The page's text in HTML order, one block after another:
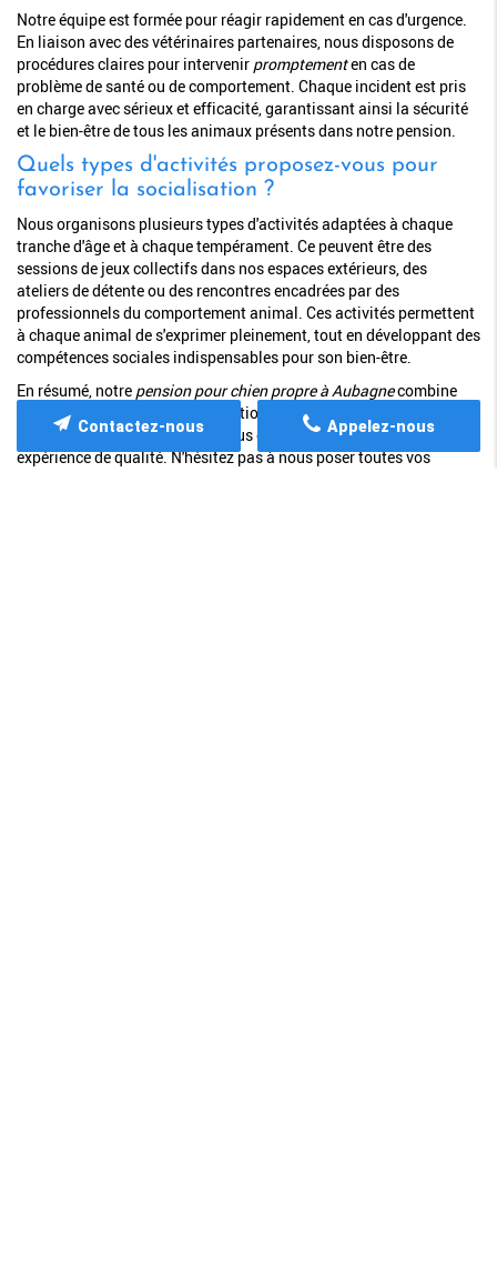
Notre équipe est formée pour réagir rapidement en cas d'urgence.
En liaison avec des vétérinaires partenaires, nous disposons de
procédures claires pour intervenir promptementen cas de
problème de santé ou de comportement. Chaque incident est pris
en charge avec sérieux et efficacité, garantissant ainsi la sécurité
et le bien-être de tous les animaux présents dans notre pension.
Quels types d'activités proposez-vous pour
favoriser la socialisation ?
Nous organisons plusieurs types d'activités adaptées à chaque
tranche d'âge et à chaque tempérament. Ce peuvent être des
sessions de jeux collectifs dans nos espaces extérieurs, des
ateliers de détente ou des rencontres encadrées par des
professionnels du comportement animal. Ces activités permettent
à chaque animal de s'exprimer pleinement, tout en développant des
compétences sociales indispensables pour son bien-être.
En résumé, notre pension pour chien propre à Aubagnecombine
des soins rigoureux, des installations modernes et une écoute
attentive qui vous garantit, à vous et à votre animal, une
expérience de qualité. N'hésitez pas à nous poser toutes vos
Appelez-nous
Contactez-nous